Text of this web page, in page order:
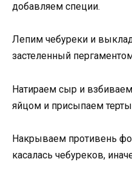
добавляем специи.
Лепим чебуреки и
застеленный
Натираем сыр и
яйцом и присыпаем
Накрываем противень
касалась чебуреков,